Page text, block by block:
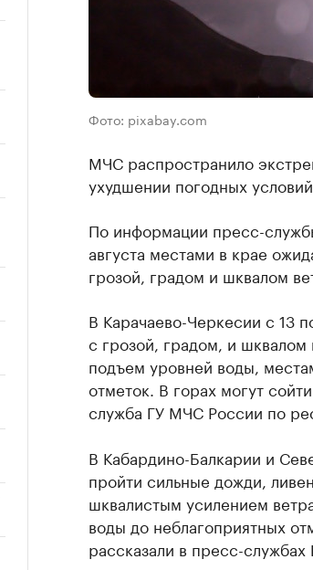
Фото: pixabay.com
МЧС распространило
ухудшении погодных
По информации пресс-
августа местами в крае
грозой, градом и шквалом
В Карачаево-Черкесии с 13
с грозой, градом, и
подъем уровней воды,
отметок. В горах могут
служба ГУ МЧС России по
В Кабардино-Балкарии и
пройти сильные дожди,
шквалистым усилением
воды до неблагоприятных
рассказали в пресс-